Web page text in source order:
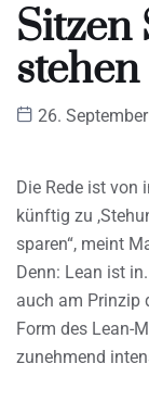
Sitzen
26.
Die Rede ist von
künftig zu
sparen“, meint
Denn: Lean ist
auch am Prinzip
Form des Lean-
zunehmend